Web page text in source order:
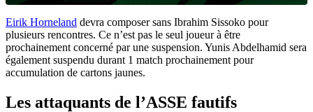
Eirik Horneland devra composer sans Ibrahim Sissoko pour
plusieurs rencontres. Ce n’est pas le seul joueur à être
prochainement concerné par une suspension. Yunis Abdelhamid sera
également suspendu durant 1 match prochainement pour
accumulation de cartons jaunes.
Les attaquants de l’ASSE fautifs